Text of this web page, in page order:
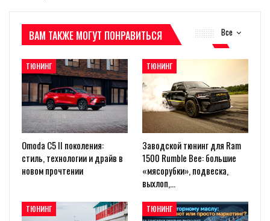
Все
ВАМ ТАКЖЕ МОГУТ ПОНРАВИТЬСЯ
ТЮНИНГ
Omoda C5 II поколения:
стиль, технологии и драйв в
новом прочтении
ТЮНИНГ
Заводской тюнинг для Ram
1500 Rumble Bee: большие
«мясорубки», подвеска,
выхлоп,…
ТЮНИНГ ТЮНИНГ